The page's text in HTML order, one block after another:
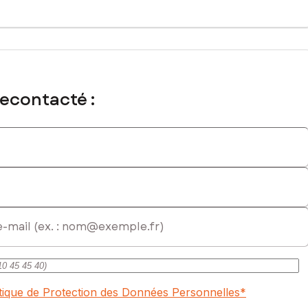
au RSAC de THIONVILLE sous le numéro 903 002
:
de Protection des Données Personnelles*